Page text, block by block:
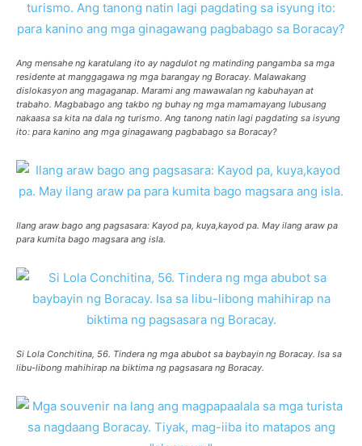
Ang mensahe ng karatulang ito ay nagdulot ng matinding pangamba sa mga
residente at manggagawa ng mga barangay ng Boracay. Malawakang
dislokasyon ang magaganap. Marami ang mawawalan ng kabuhayan at
trabaho. Magbabago ang takbo ng buhay ng mga mamamayang lubusang
nakaasa sa kita na dala ng turismo. Ang tanong natin lagi pagdating sa isyung
ito: para kanino ang mga ginagawang pagbabago sa Boracay?
Ilang araw bago ang pagsasara: Kayod pa, kuya,kayod pa. May ilang araw pa
para kumita bago magsara ang isla.
Si Lola Conchitina, 56. Tindera ng mga abubot sa baybayin ng Boracay. Isa sa
libu-libong mahihirap na biktima ng pagsasara ng Boracay.